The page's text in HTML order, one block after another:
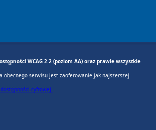
WCAG 2.2 (poziom AA) oraz prawie wszystkie
obecnego serwisu jest zaoferowanie jak najszerszej
cyfrowej.